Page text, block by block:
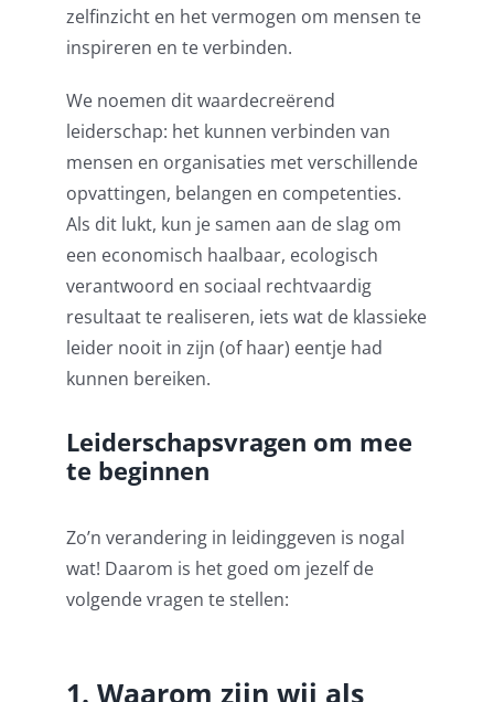
zelfinzicht en het vermogen om mensen te
inspireren en te verbinden.
We noemen dit waardecreërend
leiderschap: het kunnen verbinden van
mensen en organisaties met verschillende
opvattingen, belangen en competenties.
Als dit lukt, kun je samen aan de slag om
een economisch haalbaar, ecologisch
verantwoord en sociaal rechtvaardig
resultaat te realiseren, iets wat de klassieke
leider nooit in zijn (of haar) eentje had
kunnen bereiken.
Leiderschapsvragen om mee
te beginnen
Zo’n verandering in leidinggeven is nogal
wat! Daarom is het goed om jezelf de
volgende vragen te stellen:
1. Waarom zijn wij als